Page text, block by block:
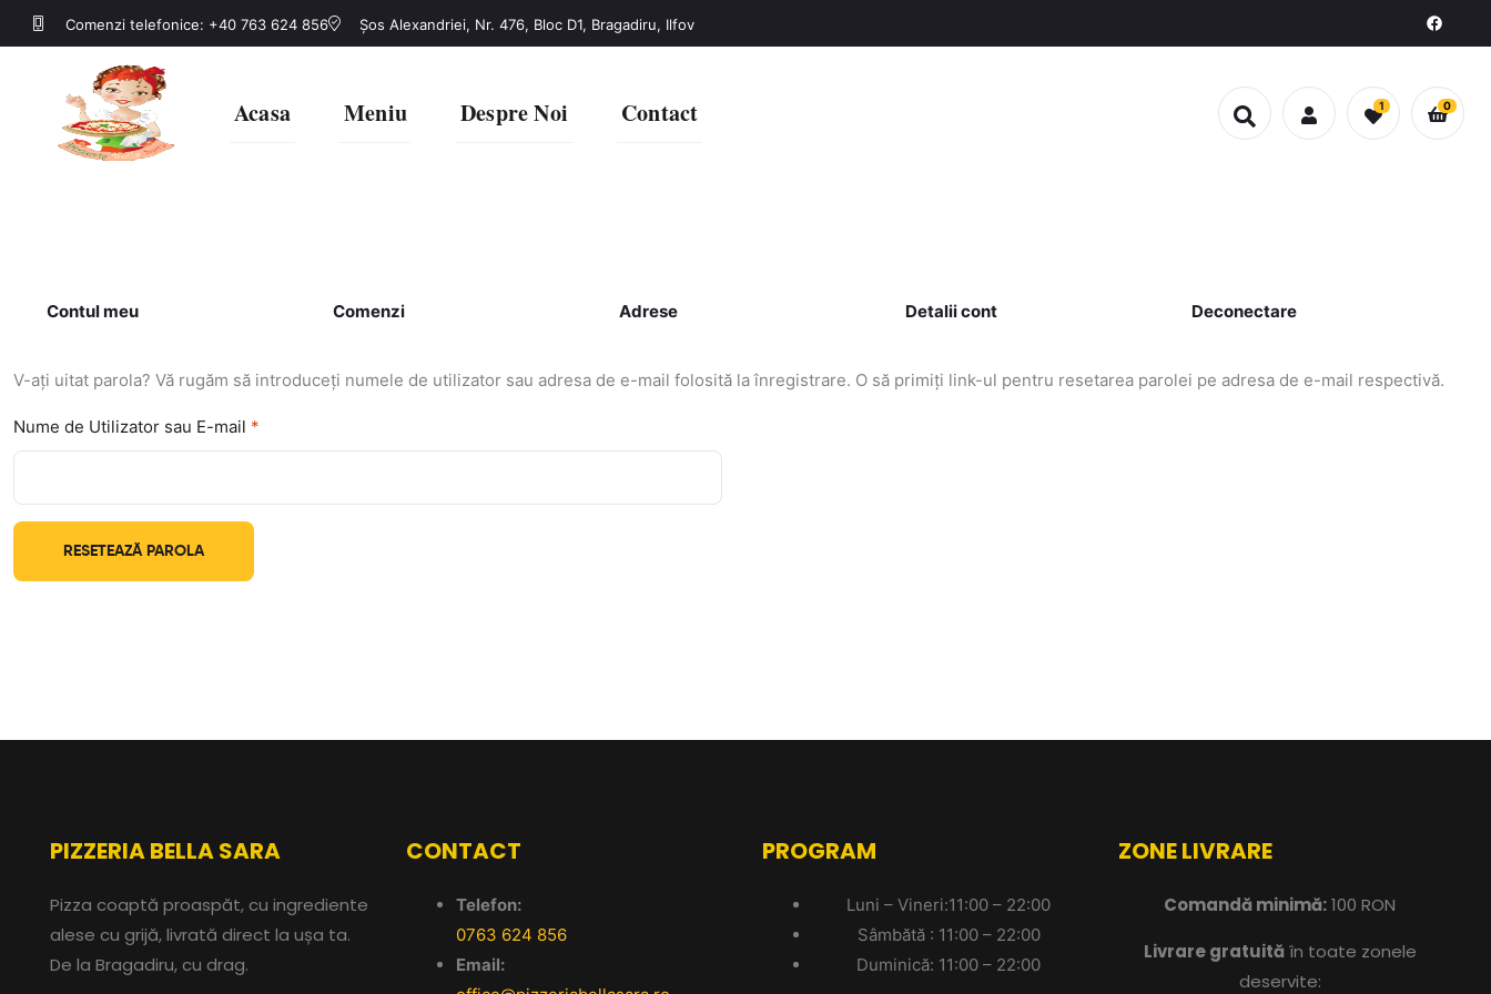
Comenzi telefonice: +40 763 624 856 Șos Alexandriei, Nr. 476, Bloc D1, Bragadiru, Ilfov
Acasa Meniu Despre Noi Contact 1 0
Contul meu Comenzi Adrese Detalii cont Deconectare
V-aţi uitat parola? Vă rugăm să introduceţi numele de utilizator sau adresa de e-mail folosită la înregistrare. O să primiţi link-ul pentru resetarea parolei pe adresa de e-mail respectivă.
Nume de Utilizator sau E-mail *
RESETEAZĂ PAROLA
PIZZERIA BELLA SARA
Pizza coaptă proaspăt, cu ingrediente
alese cu grijă, livrată direct la ușa ta.
De la Bragadiru, cu drag.
CONTACT
Telefon:
0763 624 856
Email:
PROGRAM
Luni – Vineri:11:00 – 22:00
Sâmbătă : 11:00 – 22:00
Duminică: 11:00 – 22:00
ZONE LIVRARE
Comandă minimă:100 RON
Livrare gratuităîn toate zonele
deservite: